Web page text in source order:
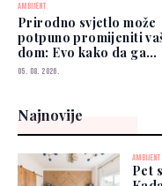
AMBIJENT
Prirodno svjetlo može
potpuno promijeniti
dom: Evo kako da ga
iskoristite
05. 08. 2026.
Najnovije
AMBIJENT
Pet